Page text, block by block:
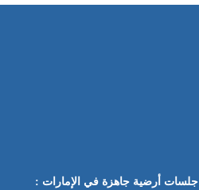
جلسات أرضية جاهزة في الإمارات :